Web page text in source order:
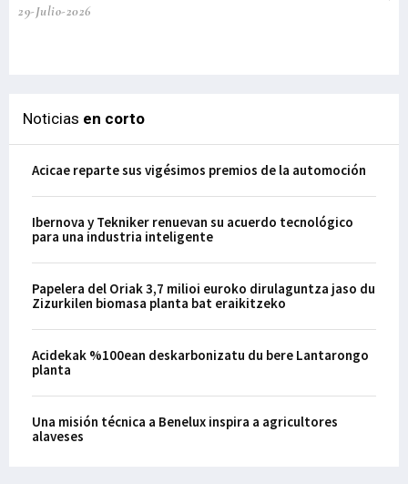
29-Julio-2026
Noticias en corto
Acicae reparte sus vigésimos premios de la automoción
Ibernova y Tekniker renuevan su acuerdo tecnológico
para una industria inteligente
Papelera del Oriak 3,7 milioi euroko dirulaguntza jaso du
Zizurkilen biomasa planta bat eraikitzeko
Acidekak %100ean deskarbonizatu du bere Lantarongo
planta
Una misión técnica a Benelux inspira a agricultores
alaveses